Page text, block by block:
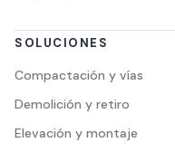
SOLUCIONES
Compactación y vías
Demolición y retiro
Elevación y montaje